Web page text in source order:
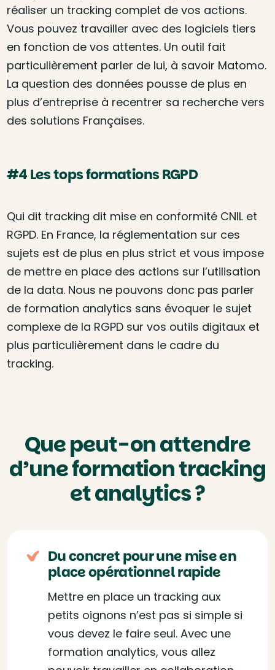
réaliser un tracking complet de vos actions.
Vous pouvez travailler avec des logiciels tiers
en fonction de vos attentes. Un outil fait
particulièrement parler de lui, à savoir Matomo.
La question des données pousse de plus en
plus d’entreprise à recentrer sa recherche vers
des solutions Françaises.
#4 Les tops formations RGPD
Qui dit tracking dit mise en conformité CNIL et
RGPD. En France, la réglementation sur ces
sujets est de plus en plus strict et vous impose
de mettre en place des actions sur l’utilisation
de la data. Nous ne pouvons donc pas parler
de formation analytics sans évoquer le sujet
complexe de la RGPD sur vos outils digitaux et
plus particulièrement dans le cadre du
tracking.
Que peut-on attendre
d’une formation tracking
et analytics ?
Du concret pour une mise en
place opérationnel rapide
Mettre en place un tracking aux
petits oignons n’est pas si simple si
vous devez le faire seul. Avec une
formation analytics, vous allez